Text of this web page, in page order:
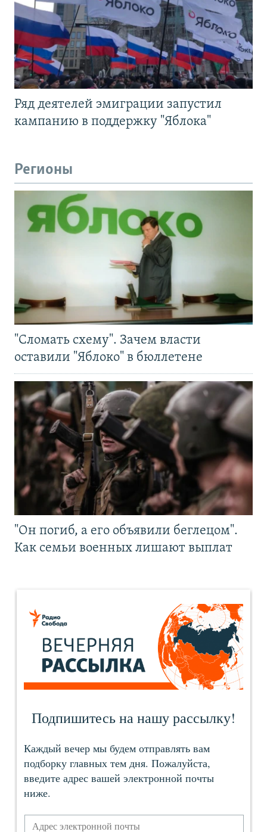
Ряд деятелей эмиграции запустил
кампанию в поддержку "Яблока"
Регионы
"Сломать схему". Зачем власти
оставили "Яблоко" в бюллетене
"Он погиб, а его объявили беглецом".
Как семьи военных лишают выплат